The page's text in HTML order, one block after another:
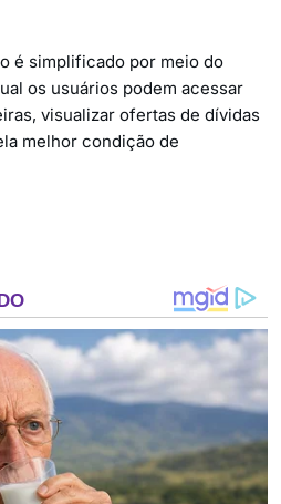
é simplificado por meio do
os usuários podem acessar
visualizar ofertas de dívidas
melhor condição de